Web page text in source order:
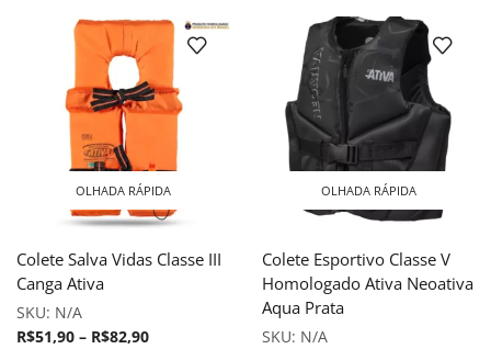
OLHADA RÁPIDA
Colete Salva Vidas Classe III
Canga Ativa
SKU: N/A
R$51,90 – R$82,90
OLHADA RÁPIDA
Colete Esportivo Classe V
Homologado Ativa Neoativa
Aqua Prata
SKU: N/A